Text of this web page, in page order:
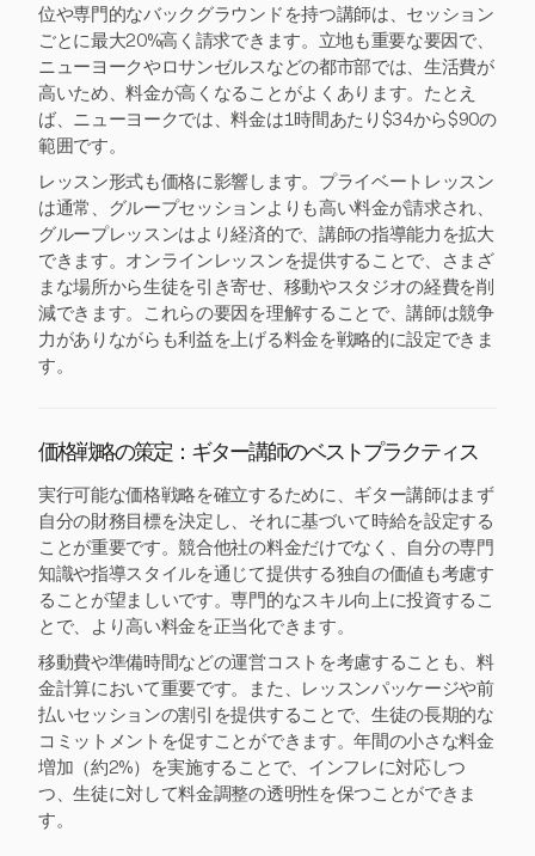
位や専門的なバックグラウンドを持つ講師は、セッション
ごとに最大20%高く請求できます。立地も重要な要因で、
ニューヨークやロサンゼルスなどの都市部では、生活費が
高いため、料金が高くなることがよくあります。たとえ
ば、ニューヨークでは、料金は1時間あたり$34から$90の
範囲です。
レッスン形式も価格に影響します。プライベートレッスン
は通常、グループセッションよりも高い料金が請求され、
グループレッスンはより経済的で、講師の指導能力を拡大
できます。オンラインレッスンを提供することで、さまざ
まな場所から生徒を引き寄せ、移動やスタジオの経費を削
減できます。これらの要因を理解することで、講師は競争
力がありながらも利益を上げる料金を戦略的に設定できま
す。
価格戦略の策定：ギター講師のベストプラクティス
実行可能な価格戦略を確立するために、ギター講師はまず
自分の財務目標を決定し、それに基づいて時給を設定する
ことが重要です。競合他社の料金だけでなく、自分の専門
知識や指導スタイルを通じて提供する独自の価値も考慮す
ることが望ましいです。専門的なスキル向上に投資するこ
とで、より高い料金を正当化できます。
移動費や準備時間などの運営コストを考慮することも、料
金計算において重要です。また、レッスンパッケージや前
払いセッションの割引を提供することで、生徒の長期的な
コミットメントを促すことができます。年間の小さな料金
増加（約2%）を実施することで、インフレに対応しつ
つ、生徒に対して料金調整の透明性を保つことができま
す。